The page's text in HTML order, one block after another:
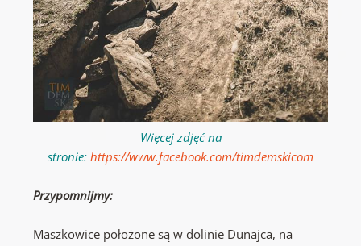
Więcej zdjęć na
stronie: https://www.facebook.com/timdemskicom
Przypomnijmy:
Maszkowice położone są w dolinie Dunajca, na